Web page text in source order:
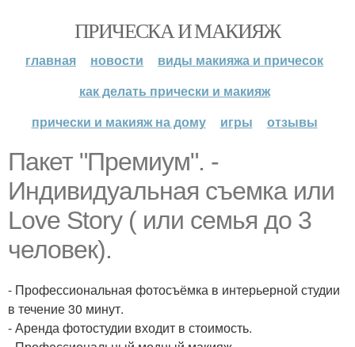
ПРИЧЕСКА И МАКИЯЖ
главная новости
виды макияжа и причесок
как делать прически и макияж
прически и макияж на дому
игры отзывы
Пакет "Премиум". -
Индивидуальная съемка или
Love Story ( или семья до 3
человек).
- Профессиональная фотосъёмка в интерьерной студии
в течение 30 минут.
- Аренда фотостудии входит в стоимость.